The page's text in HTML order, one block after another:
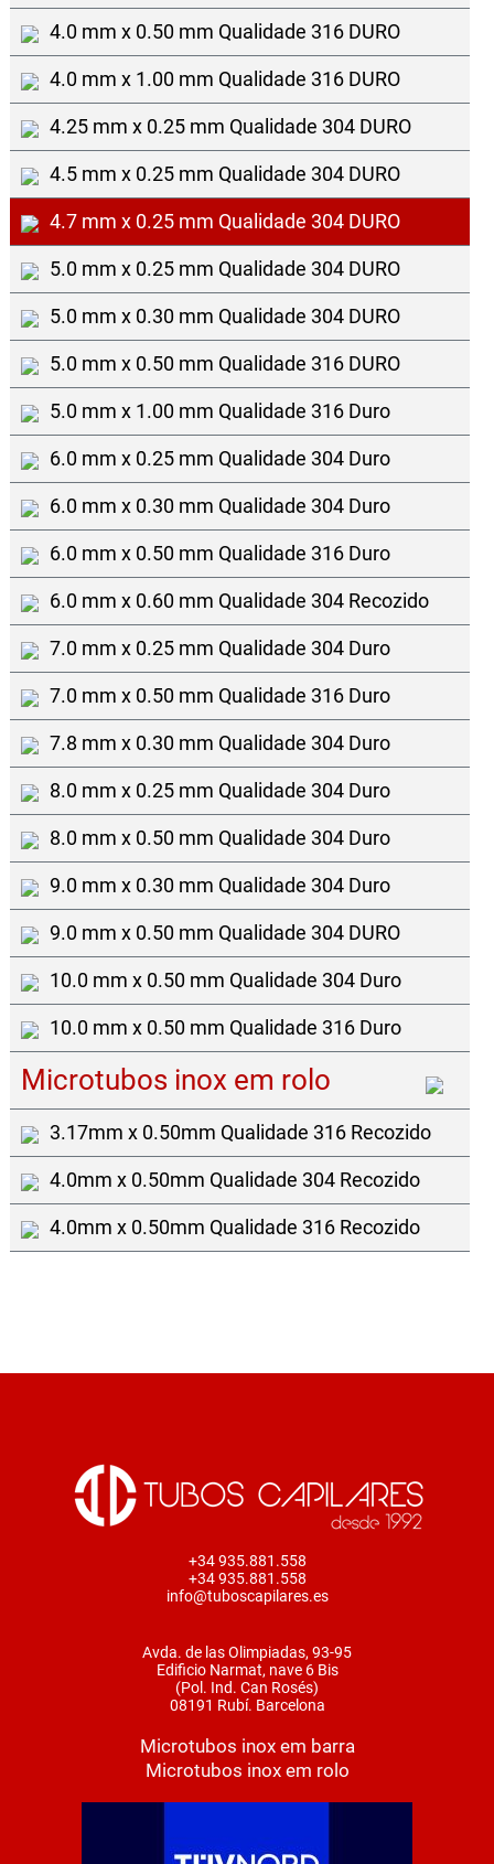
4.0 mm x 0.50 mm Qualidade 316 DURO
4.0 mm x 1.00 mm Qualidade 316 DURO
4.25 mm x 0.25 mm Qualidade 304 DURO
4.5 mm x 0.25 mm Qualidade 304 DURO
4.7 mm x 0.25 mm Qualidade 304 DURO
5.0 mm x 0.25 mm Qualidade 304 DURO
5.0 mm x 0.30 mm Qualidade 304 DURO
5.0 mm x 0.50 mm Qualidade 316 DURO
5.0 mm x 1.00 mm Qualidade 316 Duro
6.0 mm x 0.25 mm Qualidade 304 Duro
6.0 mm x 0.30 mm Qualidade 304 Duro
6.0 mm x 0.50 mm Qualidade 316 Duro
6.0 mm x 0.60 mm Qualidade 304 Recozido
7.0 mm x 0.25 mm Qualidade 304 Duro
7.0 mm x 0.50 mm Qualidade 316 Duro
7.8 mm x 0.30 mm Qualidade 304 Duro
8.0 mm x 0.25 mm Qualidade 304 Duro
8.0 mm x 0.50 mm Qualidade 304 Duro
9.0 mm x 0.30 mm Qualidade 304 Duro
9.0 mm x 0.50 mm Qualidade 304 DURO
10.0 mm x 0.50 mm Qualidade 304 Duro
10.0 mm x 0.50 mm Qualidade 316 Duro
Microtubos inox em rolo
3.17mm x 0.50mm Qualidade 316 Recozido
4.0mm x 0.50mm Qualidade 304 Recozido
4.0mm x 0.50mm Qualidade 316 Recozido
+34 935.881.558
+34 935.881.558
info@tuboscapilares.es
Avda. de las Olimpiadas, 93-95
Edificio Narmat, nave 6 Bis
(Pol. Ind. Can Rosés)
08191 Rubí. Barcelona
Microtubos inox em barra
Microtubos inox em rolo